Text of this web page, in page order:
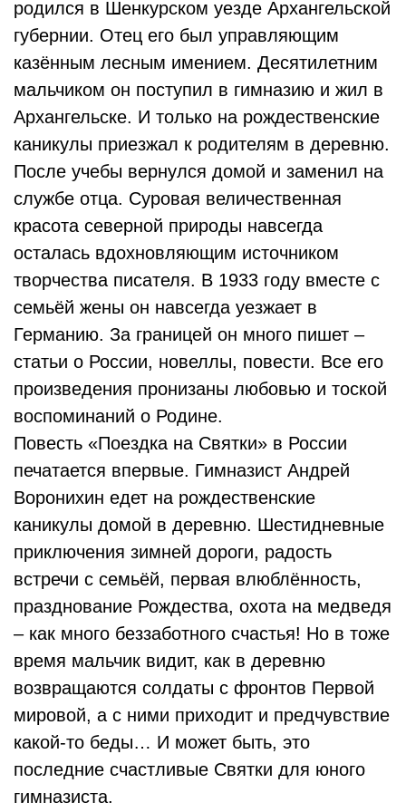
родился в Шенкурском уезде Архангельской
губернии. Отец его был управляющим
казённым лесным имением. Десятилетним
мальчиком он поступил в гимназию и жил в
Архангельске. И только на рождественские
каникулы приезжал к родителям в деревню.
После учебы вернулся домой и заменил на
службе отца. Суровая величественная
красота северной природы навсегда
осталась вдохновляющим источником
творчества писателя. В 1933 году вместе с
семьёй жены он навсегда уезжает в
Германию. За границей он много пишет –
статьи о России, новеллы, повести. Все его
произведения пронизаны любовью и тоской
воспоминаний о Родине.
Повесть «Поездка на Святки» в России
печатается впервые. Гимназист Андрей
Воронихин едет на рождественские
каникулы домой в деревню. Шестидневные
приключения зимней дороги, радость
встречи с семьёй, первая влюблённость,
празднование Рождества, охота на медведя
– как много беззаботного счастья! Но в тоже
время мальчик видит, как в деревню
возвращаются солдаты с фронтов Первой
мировой, а с ними приходит и предчувствие
какой-то беды… И может быть, это
последние счастливые Святки для юного
гимназиста.